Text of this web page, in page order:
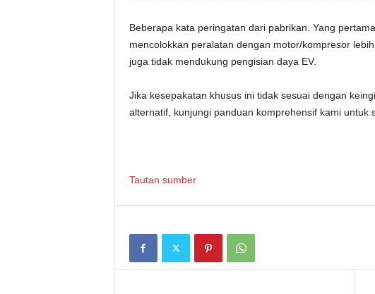
Beberapa kata peringatan dari pabrikan. Yang
mencolokkan peralatan dengan motor/kompresor
juga tidak mendukung pengisian daya EV.
Jika kesepakatan khusus ini tidak sesuai dengan
alternatif, kunjungi panduan komprehensif kami untuk
Tautan sumber